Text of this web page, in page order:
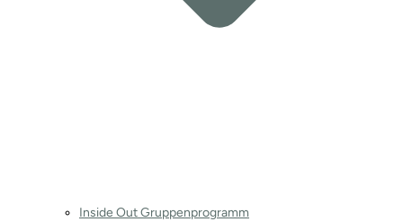
Inside Out Gruppenprogramm